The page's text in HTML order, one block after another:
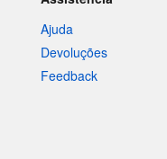
Ajuda
Devoluções
Feedback